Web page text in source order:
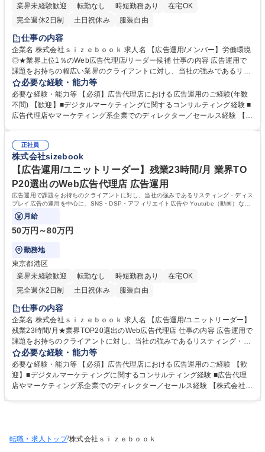
業界未経験歓迎
転勤なし 時短勤務あり
在宅OK
完全週休2日制
土日祝休み 服装自由
仕事の内容
企業名 株式会社ｓｉｚｅｂｏｏｋ 求人名 【広告運用/メンバー】労働環境
◎★業界上位1％のWeb広告代理店/リーダー候補 仕事の内容 広告運用で
課題をお持ちの幅広い業界のクライアントに対し、当社の強みであるリス
ティング・ディスプレイ広告の運用を中心に、SNS・DSP・アフィリエイ
ト広告や Youtube（動画）などのブランドリフティング等、 幅広いソリ
ューションの提案や、実際の運用を担当いただきます。【詳細】 新規／既
存クライアントの課題抽出・ 運用施策全体の戦略立案・企画・提案・ 案
て、担当社数は増減★将来的にはチームリーダーとしてメンバーを牽引
し、チーム全体の成果創出を担っていただきます！ 募集職種 【広告運用/
メンバー】労働環境◎★業界上位1％のWeb広告代理店/リーダー候補
必要な経験・能力等
必要な経験・能力等 【必須】広告代理店における広告運用のご経験(年数
不問) 【歓迎】■デジタルマーケティングに関するコンサルティング経験 ■
広告代理店やマーケティング系企業でのディレクター／セールス経験 【株
網羅的にWebマーケ/広告運用の知識と経験が積むことができます。 ■大規
模クライアントとの折衝もあり、高いレベルの業務を経験している社員が
多く学びの刺激に溢れる環境です。 ■競合他社とは異なる規模感の顧客層
も多数持っているので、収益性高く事業運営を行っています。 学歴・資格
学歴：大学院 大学 高専 短大 専修学校 高校 語学力： 資格：
正社員
株式会社sizebook
【広告運用/ユニットリーダー】残業23時間/月 業界TO
P20選出のWeb広告代理店 広告運用
広告運用で課題をお持ちのクライアントに対し、当社の強みであるリスティング・ディス
プレイ広告の運用を中心に、SNS・DSP・アフィリエイト広告や Youtube（動画）など
のブランドリフティング等、
月給
50万円～80万円
勤務地
東京都港区
業界未経験歓迎
転勤なし 時短勤務あり
在宅OK
完全週休2日制
土日祝休み 服装自由
仕事の内容
企業名 株式会社ｓｉｚｅｂｏｏｋ 求人名 【広告運用/ユニットリーダー】
残業23時間/月★業界TOP20選出のWeb広告代理店 仕事の内容 広告運用で
課題をお持ちのクライアントに対し、当社の強みであるリスティング・デ
ィスプレイ広告の運用を中心に、SNS・DSP・アフィリエイト広告や You
tube（動画）などのブランドリフティング等、 幅広いソリューションの提
案や、実際の運用を担当いただきます。【詳細】 新規／既存クライアント
の課題抽出・ 運用施策全体の戦略立案・企画・提案・ 案件内容に合わせ
ー】残業23時間/月★業界TOP20選出のWeb広告代理店
必要な経験・能力等
必要な経験・能力等 【必須】広告代理店における広告運用のご経験 【歓
迎】■デジタルマーケティングに関するコンサルティング経験 ■広告代理
店やマーケティング系企業でのディレクター／セールス経験 【株式会社si
の刺激に溢れる環境です。 ■競合他社とは異なる規模感の顧客層も多数持
転職・求人トップ/株式会社ｓｉｚｅｂｏｏｋ